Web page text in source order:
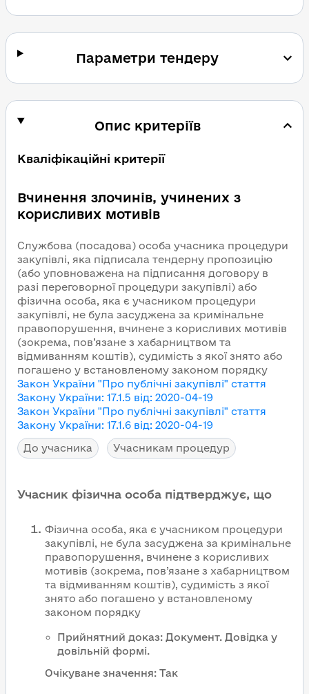
Параметри тендеру
Опис критеріїв
Кваліфікаційні критерії
Вчинення злочинів, учинених з
корисливих мотивів
Службова (посадова) особа учасника процедури
закупівлі, яка підписала тендерну пропозицію
(або уповноважена на підписання договору в
разі переговорної процедури закупівлі) або
фізична особа, яка є учасником процедури
закупівлі, не була засуджена за кримінальне
правопорушення, вчинене з корисливих мотивів
(зокрема, пов’язане з хабарництвом та
відмиванням коштів), судимість з якої знято або
погашено у встановленому законом порядку
Закон України "Про публічні закупівлі" стаття
Закону України: 17.1.5 від: 2020-04-19
Закон України "Про публічні закупівлі" стаття
Закону України: 17.1.6 від: 2020-04-19
До учасника
Учасникам процедур
Учасник фізична особа підтверджує, що
Фізична особа, яка є учасником процедури
закупівлі, не була засуджена за кримінальне
правопорушення, вчинене з корисливих
мотивів (зокрема, пов’язане з хабарництвом
та відмиванням коштів), судимість з якої
знято або погашено у встановленому
законом порядку
Прийнятний доказ: Документ. Довідка у
довільній формі.
Очікуване значення: Так